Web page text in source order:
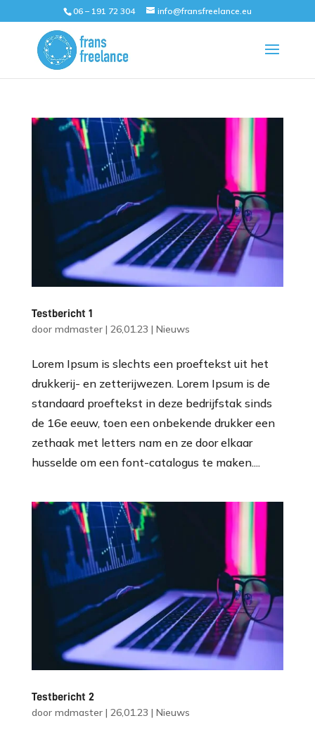
06 – 191 72 304 info@fransfreelance.eu
Testbericht 1
door mdmaster| 26,01.23 | Nieuws
Lorem Ipsum is slechts een proeftekst uit het
drukkerij- en zetterijwezen. Lorem Ipsum is de
standaard proeftekst in deze bedrijfstak sinds
de 16e eeuw, toen een onbekende drukker een
zethaak met letters nam en ze door elkaar
husselde om een font-catalogus te maken....
Testbericht 2
door mdmaster| 26,01.23 | Nieuws